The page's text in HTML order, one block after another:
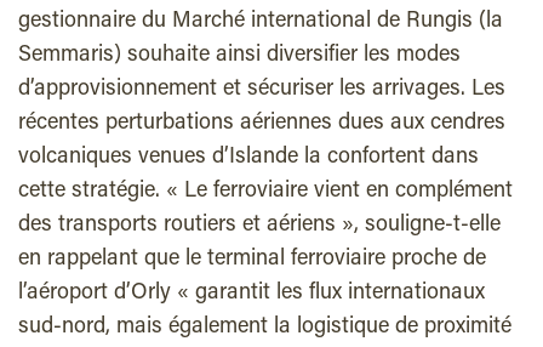
gestionnaire du Marché international de Rungis (la
Semmaris) souhaite ainsi diversifier les modes
d’approvisionnement et sécuriser les arrivages. Les
récentes perturbations aériennes dues aux cendres
volcaniques venues d’Islande la confortent dans
cette stratégie. « Le ferroviaire vient en complément
des transports routiers et aériens », souligne-t-elle
en rappelant que le terminal ferroviaire proche de
l’aéroport d’Orly « garantit les flux internationaux
sud-nord, mais également la logistique de proximité